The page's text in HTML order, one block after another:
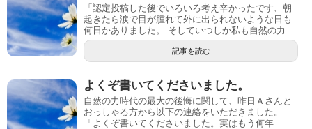
「認定投稿した後でいろいろ考え辛かったです、朝
起きたら涙で目が腫れて外に出られないような日も
何日かありました。 そしていつしか私も自然の力...
記事を読む
よくぞ書いてくださいました。
自然の力時代の最大の後悔に関して、昨日Ａさんと
おっしゃる方から以下の連絡をいただきました。
「よくぞ書いてくださいました。実はもう何年...